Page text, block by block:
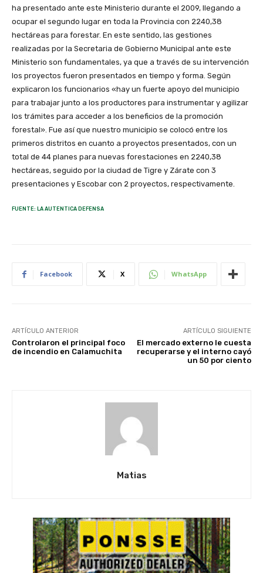
ha presentado ante este Ministerio durante el 2009, llegando a
ocupar el segundo lugar en toda la Provincia con 2240,38
hectáreas para forestar. En este sentido, las gestiones
realizadas por la Secretaria de Gobierno Municipal ante este
Ministerio son fundamentales, ya que a través de su intervención
los proyectos fueron presentados en tiempo y forma. Según
explicaron los funcionarios «hay un fuerte apoyo del municipio
para trabajar junto a los productores para instrumentar y agilizar
los trámites para acceder a los beneficios de la promoción
forestal». Fue así que nuestro municipio se colocó entre los
primeros distritos en cuanto a proyectos presentados, con un
total de 44 planes para nuevas forestaciones en 2240,38
hectáreas, seguido por la ciudad de Tigre y Zárate con 3
presentaciones y Escobar con 2 proyectos, respectivamente.
FUENTE: LA AUTENTICA DEFENSA
Facebook X WhatsApp
ARTÍCULO ANTERIOR
Controlaron el principal foco
de incendio en Calamuchita
ARTÍCULO SIGUIENTE
El mercado externo le cuesta
recuperarse y el interno cayó
un 50 por ciento
Matias